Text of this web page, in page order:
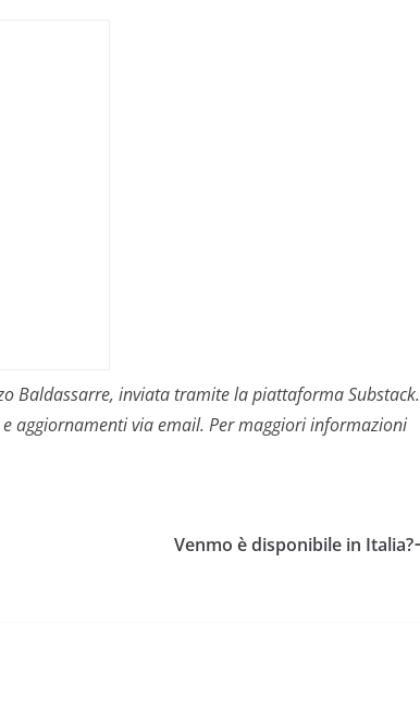
Baldassarre, inviata tramite la piattaforma Substack.
aggiornamenti via email. Per maggiori informazioni
Venmo è disponibile in Italia?